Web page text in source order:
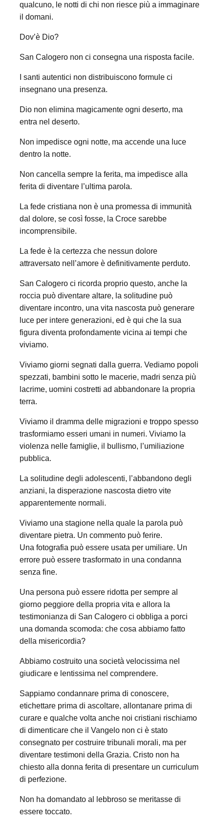
qualcuno, le notti di chi non riesce più a immaginare
il domani.
Dov’è Dio?
San Calogero non ci consegna una risposta facile.
I santi autentici non distribuiscono formule ci
insegnano una presenza.
Dio non elimina magicamente ogni deserto, ma
entra nel deserto.
Non impedisce ogni notte, ma accende una luce
dentro la notte.
Non cancella sempre la ferita, ma impedisce alla
ferita di diventare l’ultima parola.
La fede cristiana non è una promessa di immunità
dal dolore, se così fosse, la Croce sarebbe
incomprensibile.
La fede è la certezza che nessun dolore
attraversato nell’amore è definitivamente perduto.
San Calogero ci ricorda proprio questo, anche la
roccia può diventare altare, la solitudine può
diventare incontro, una vita nascosta può generare
luce per intere generazioni, ed è qui che la sua
figura diventa profondamente vicina ai tempi che
viviamo.
Viviamo giorni segnati dalla guerra. Vediamo popoli
spezzati, bambini sotto le macerie, madri senza più
lacrime, uomini costretti ad abbandonare la propria
terra.
Viviamo il dramma delle migrazioni e troppo spesso
trasformiamo esseri umani in numeri. Viviamo la
violenza nelle famiglie, il bullismo, l’umiliazione
pubblica.
La solitudine degli adolescenti, l’abbandono degli
anziani, la disperazione nascosta dietro vite
apparentemente normali.
Viviamo una stagione nella quale la parola può
diventare pietra. Un commento può ferire.
Una fotografia può essere usata per umiliare. Un
errore può essere trasformato in una condanna
senza fine.
Una persona può essere ridotta per sempre al
giorno peggiore della propria vita e allora la
testimonianza di San Calogero ci obbliga a porci
una domanda scomoda: che cosa abbiamo fatto
della misericordia?
Abbiamo costruito una società velocissima nel
giudicare e lentissima nel comprendere.
Sappiamo condannare prima di conoscere,
etichettare prima di ascoltare, allontanare prima di
curare e qualche volta anche noi cristiani rischiamo
di dimenticare che il Vangelo non ci è stato
consegnato per costruire tribunali morali, ma per
diventare testimoni della Grazia. Cristo non ha
chiesto alla donna ferita di presentare un curriculum
di perfezione.
Non ha domandato al lebbroso se meritasse di
essere toccato.